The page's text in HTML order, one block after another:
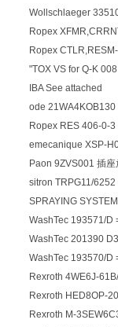
Wollschlaeger
Ropex
Ropex
"TOX VS for Q-K
IBA See attached
ode
Ropex RES 406-0-
emecanique XSP-
Paon 9ZVS001 插座
sitron TRPG11/6252
SPRAYING
WashTec 193571/D
WashTec 201390
WashTec 193570/D
Rexroth 4WE6J-
Rexroth HED8OP-
Rexroth M-